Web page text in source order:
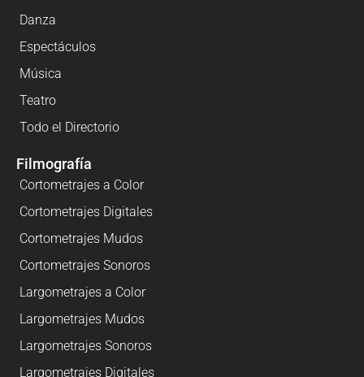
Danza
Espectáculos
Música
Teatro
Todo el Directorio
Filmografía
Cortometrajes a Color
Cortometrajes Digitales
Cortometrajes Mudos
Cortometrajes Sonoros
Largometrajes a Color
Largometrajes Mudos
Largometrajes Sonoros
Largometrajes Digitales